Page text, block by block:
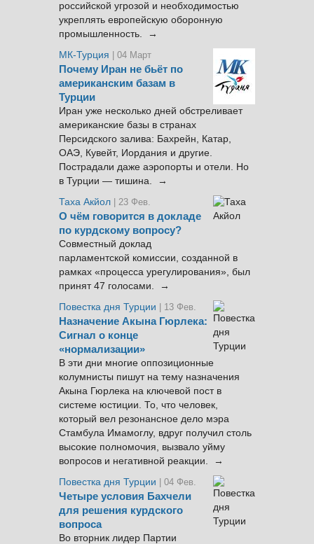
российской угрозой и необходимостью
укреплять европейскую оборонную
промышленность. →
МК-Турция
| 04 Март
Почему Иран не бьёт по
американским базам в
Турции
Иран уже несколько дней обстреливает
американские базы в странах
Персидского залива: Бахрейн, Катар,
ОАЭ, Кувейт, Иордания и другие.
Пострадали даже аэропорты и отели. Но
в Турции — тишина. →
Таха Акйол | 23 Фев.
О чём говорится в докладе
по курдскому вопросу?
Совместный доклад
парламентской комиссии, созданной в
рамках «процесса урегулирования», был
принят 47 голосами. →
Повестка дня Турции
| 13 Фев.
Назначение Акына Гюрлека:
Сигнал о конце
«нормализации»
В эти дни многие оппозиционные
колумнисты пишут на тему назначения
Акына Гюрлека на ключевой пост в
системе юстиции. То, что человек,
который вел резонансное дело мэра
Стамбула Имамоглу, вдруг получил столь
высокие полномочия, вызвало уйму
вопросов и негативной реакции. →
Повестка дня Турции
| 04 Фев.
Четыре условия Бахчели
для решения курдского
вопроса
Во вторник лидер Партии